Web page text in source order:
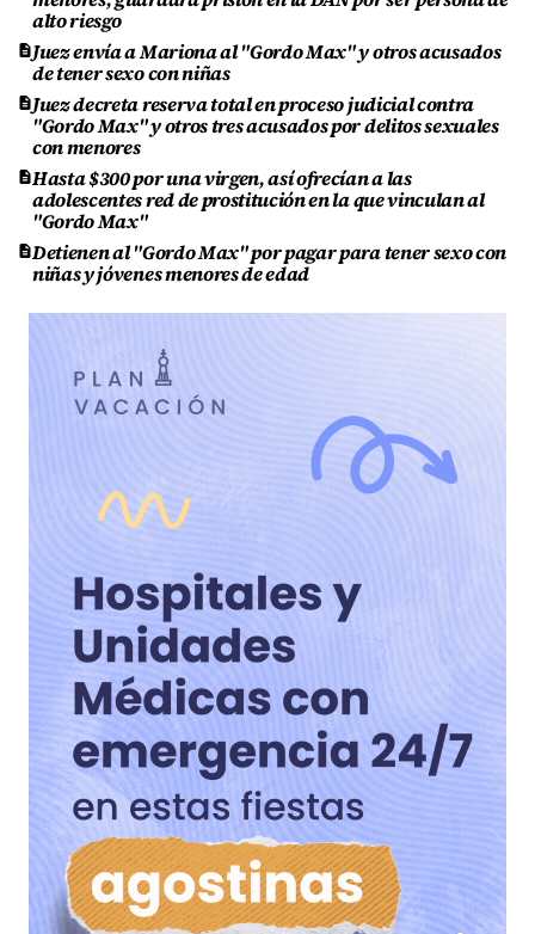
alto riesgo
Juez envía a Mariona al "Gordo Max" y otros acusados
de tener sexo con niñas
Juez decreta reserva total en proceso judicial contra
"Gordo Max" y otros tres acusados por delitos sexuales
con menores
Hasta $300 por una virgen, así ofrecían a las
adolescentes red de prostitución en la que vinculan al
"Gordo Max"
Detienen al "Gordo Max" por pagar para tener sexo con
niñas y jóvenes menores de edad